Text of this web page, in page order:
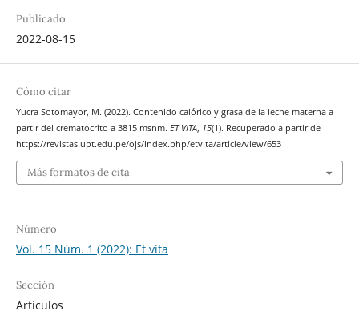
Publicado
2022-08-15
Cómo citar
Yucra Sotomayor, M. (2022). Contenido calórico y grasa de la leche materna a
partir del crematocrito a 3815 msnm. ET VITA, 15(1). Recuperado a partir de
https://revistas.upt.edu.pe/ojs/index.php/etvita/article/view/653
Más formatos de cita
Número
Vol. 15 Núm. 1 (2022): Et vita
Sección
Artículos